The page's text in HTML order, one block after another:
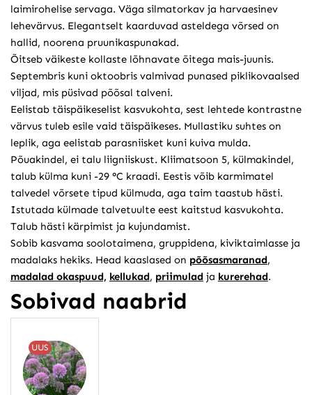
laimirohelise servaga. Väga silmatorkav ja harvaesinev
lehevärvus. Elegantselt kaarduvad asteldega võrsed on
hallid, noorena pruunikaspunakad.
Õitseb väikeste kollaste lõhnavate õitega mais-juunis.
Septembris kuni oktoobris valmivad punased piklikovaalsed
viljad, mis püsivad põõsal talveni.
Eelistab täispäikeselist kasvukohta, sest lehtede kontrastne
värvus tuleb esile vaid täispäikeses. Mullastiku suhtes on
leplik, aga eelistab parasniisket kuni kuiva mulda.
Põuakindel, ei talu liigniiskust. Kliimatsoon 5, külmakindel,
talub külma kuni -29 °C kraadi. Eestis võib karmimatel
talvedel võrsete tipud külmuda, aga taim taastub hästi.
Istutada külmade talvetuulte eest kaitstud kasvukohta.
Talub hästi kärpimist ja kujundamist.
Sobib kasvama soolotaimena, gruppidena, kiviktaimlasse ja
madalaks hekiks. Head kaaslased on põõsasmaranad,
madalad okaspuud, kellukad, priimulad ja kurerehad.
Sobivad naabrid
UUS